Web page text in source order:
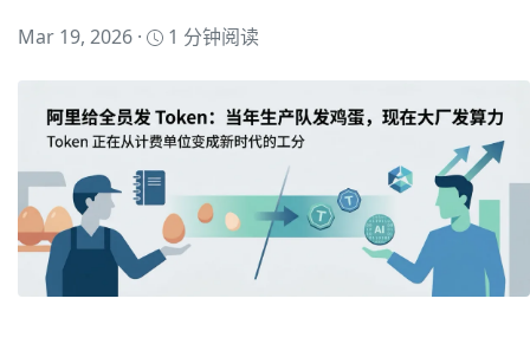
Mar 19, 2026 · 1 分钟阅读